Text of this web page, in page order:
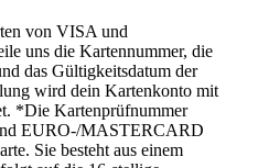
von VISA und
uns die Kartennummer, die
das Gültigkeitsdatum der
wird dein Kartenkonto mit
*Die Kartenprüfnummer
EURO-/MASTERCARD
Sie besteht aus einem